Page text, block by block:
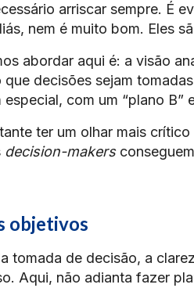
arriscar sempre. É
nem é muito bom. Eles
abordar aqui é: a visão
que decisões sejam
com um “plano B”
ter um olhar mais
decision-makers
objetivos
tomada de decisão, a
Aqui, não adianta fazer